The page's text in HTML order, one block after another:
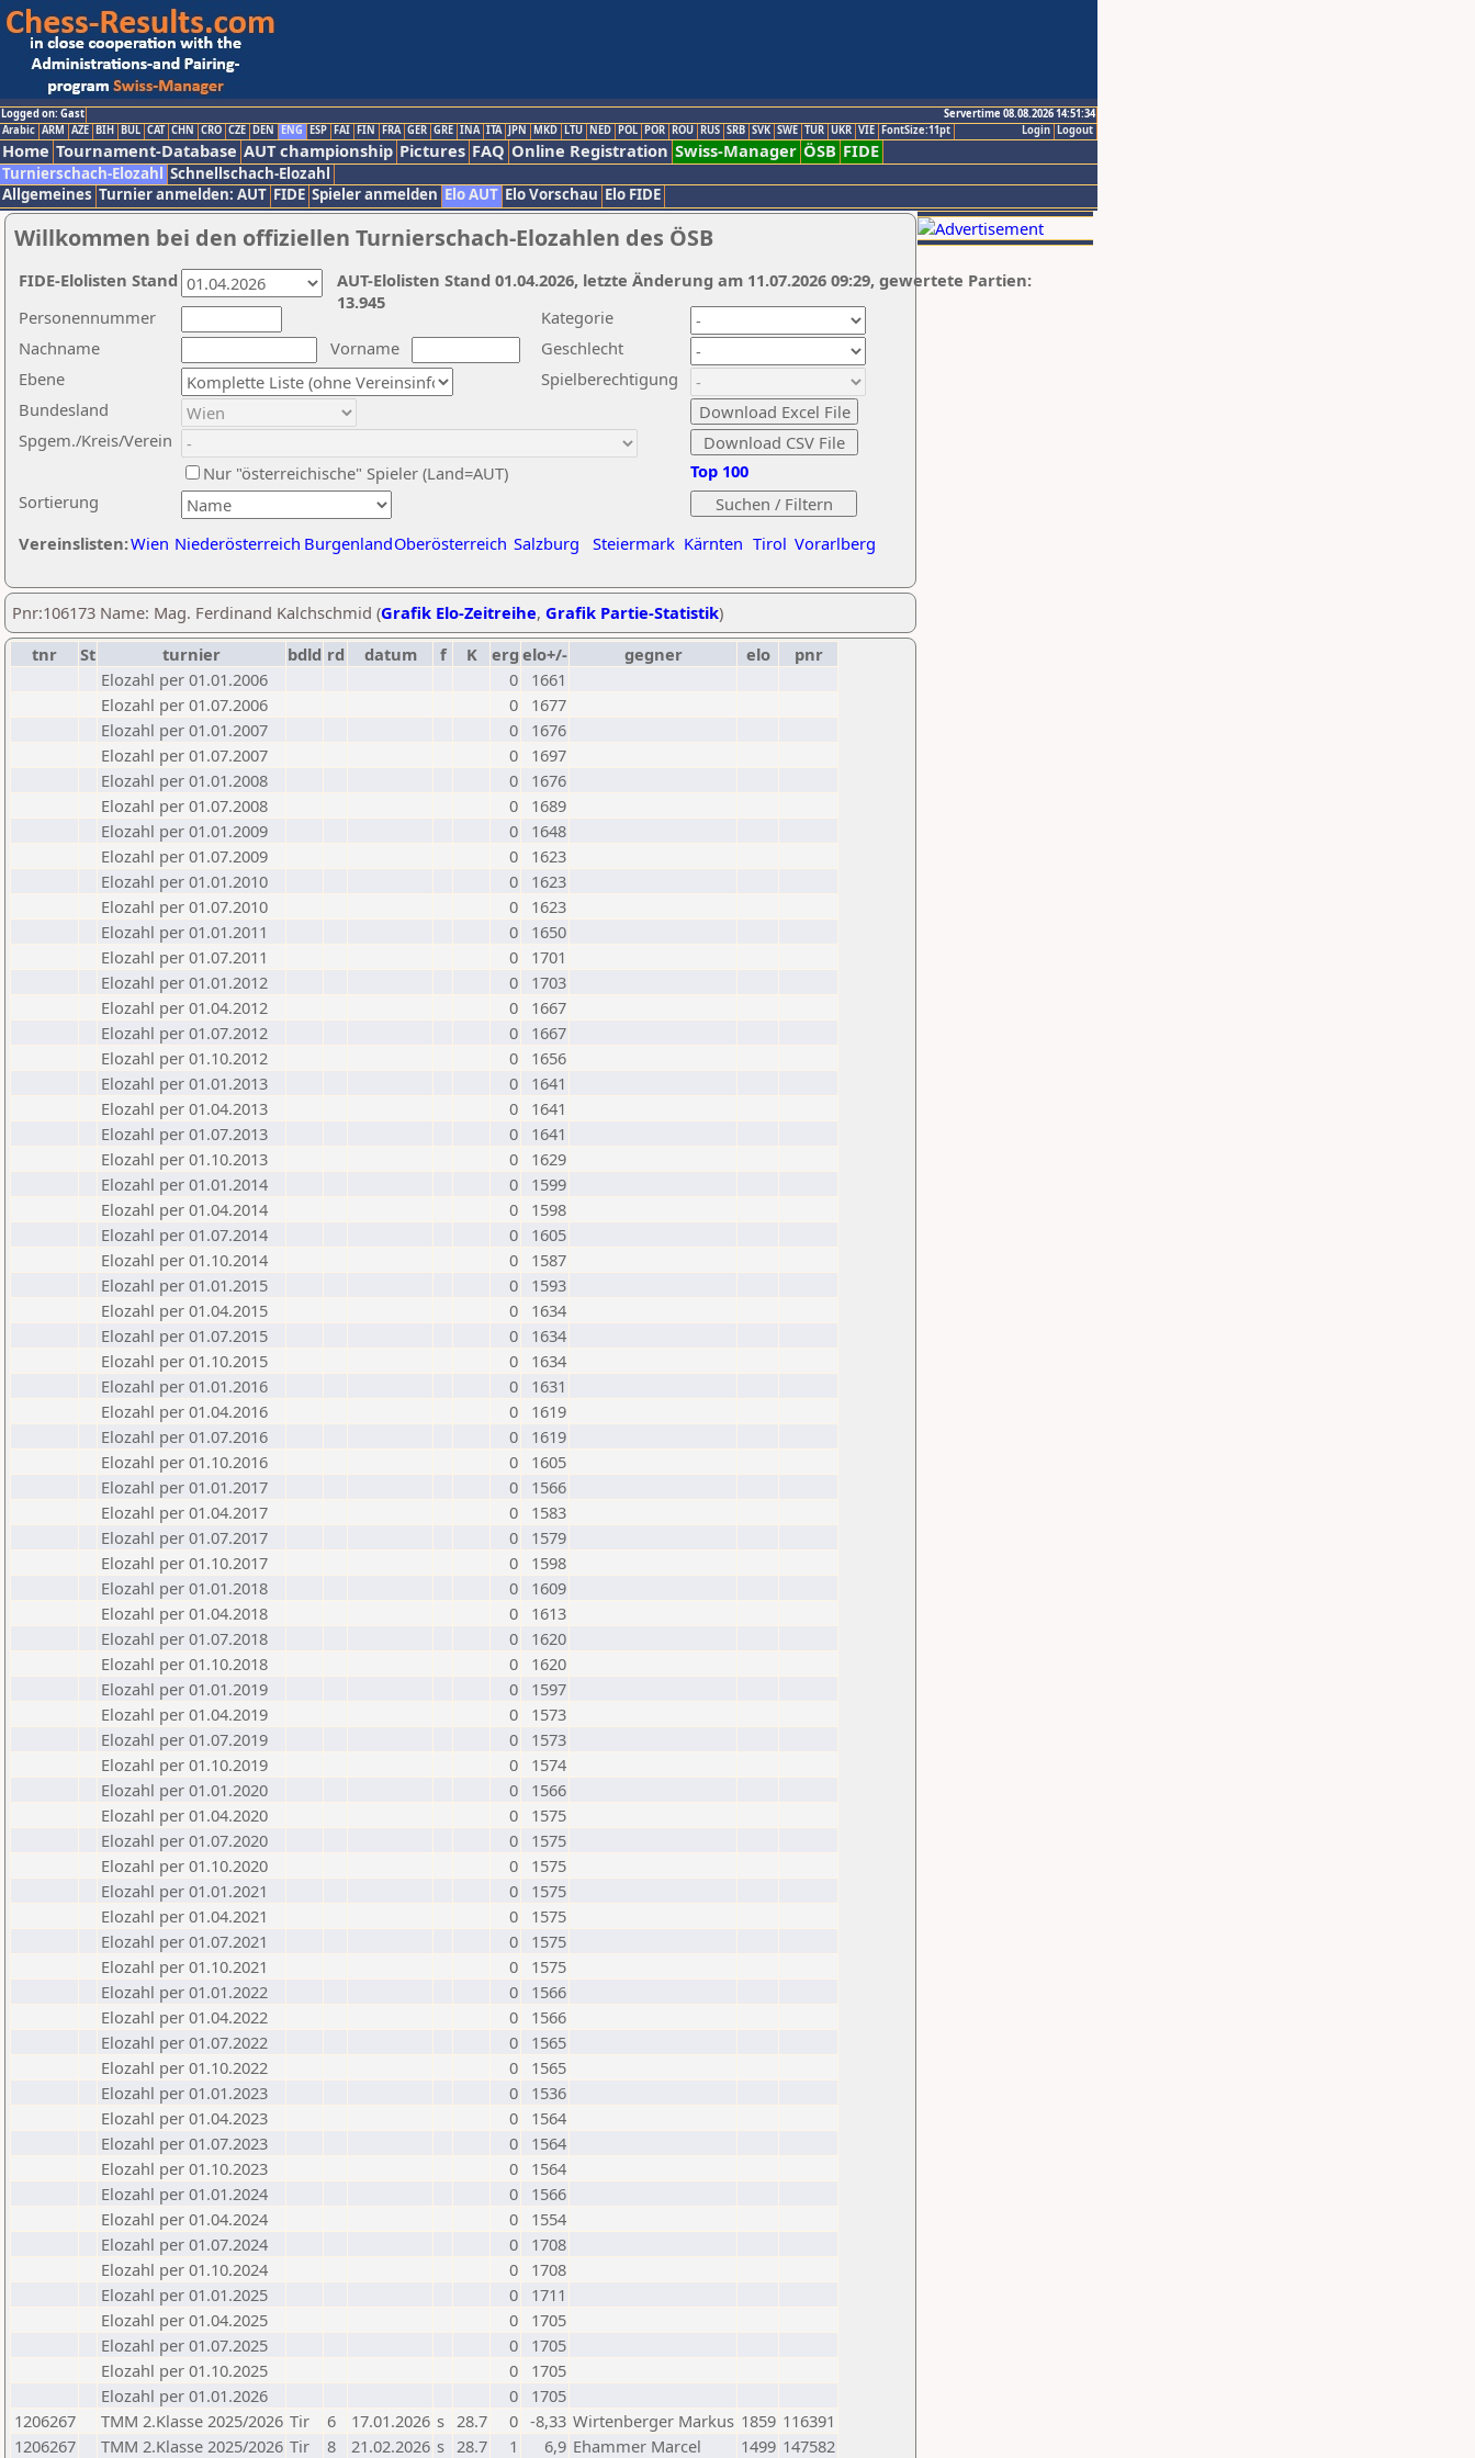
Logged on: Gast
Servertime 08.08.2026 14:51:34
Logout
Login
Arabic ARM AZE BIH BUL CAT CHN CRO CZE DEN ENG ESP FAI FIN FRA GER GRE INA ITA JPN MKD LTU NED POL POR ROU RUS SRB SVK SWE TUR UKR VIE FontSize:11pt
Home Tournament-Database AUT championship Pictures FAQ Online Registration Swiss-Manager ÖSB FIDE
Turnierschach-Elozahl Schnellschach-Elozahl
Allgemeines Turnier anmelden: AUT FIDE Spieler anmelden Elo AUT Elo Vorschau Elo FIDE
Willkommen bei den offiziellen Turnierschach-Elozahlen des ÖSB
Nachname
Vorname
Ebene
Kategorie
Sortierung
Personennummer
Bundesland
Spgem./Kreis/Verein
Geschlecht
Nur "österreichische" Spieler (Land=AUT)
Spielberechtigung
Vereinslisten:Wien Niederösterreich BurgenlandOberösterreich Salzburg Steiermark Kärnten Tirol Vorarlberg
Top 100
AUT-Elolisten Stand 01.04.2026, letzte Änderung am 11.07.2026 09:29, gewertete Partien:
13.945
FIDE-Elolisten Stand
Pnr:106173 Name: Mag. Ferdinand Kalchschmid (Grafik Elo-Zeitreihe, Grafik Partie-Statistik)
tnr
St turnier bdld rd datum f K erg elo+/- gegner elo
pnr
Elozahl per 01.01.2006
0
1661
Elozahl per 01.07.2006
0
1677
Elozahl per 01.01.2007
0
1676
Elozahl per 01.07.2007
0
1697
Elozahl per 01.01.2008
0
1676
Elozahl per 01.07.2008
0
1689
Elozahl per 01.01.2009
0
1648
Elozahl per 01.07.2009
0
1623
Elozahl per 01.01.2010
0
1623
Elozahl per 01.07.2010
0
1623
Elozahl per 01.01.2011
0
1650
Elozahl per 01.07.2011
0
1701
Elozahl per 01.01.2012
0
1703
Elozahl per 01.04.2012
0
1667
Elozahl per 01.07.2012
0
1667
Elozahl per 01.10.2012
0
1656
Elozahl per 01.01.2013
0
1641
Elozahl per 01.04.2013
0
1641
Elozahl per 01.07.2013
0
1641
Elozahl per 01.10.2013
0
1629
Elozahl per 01.01.2014
0
1599
Elozahl per 01.04.2014
0
1598
Elozahl per 01.07.2014
0
1605
Elozahl per 01.10.2014
0
1587
Elozahl per 01.01.2015
0
1593
Elozahl per 01.04.2015
0
1634
Elozahl per 01.07.2015
0
1634
Elozahl per 01.10.2015
0
1634
Elozahl per 01.01.2016
0
1631
Elozahl per 01.04.2016
0
1619
Elozahl per 01.07.2016
0
1619
Elozahl per 01.10.2016
0
1605
Elozahl per 01.01.2017
0
1566
Elozahl per 01.04.2017
0
1583
Elozahl per 01.07.2017
0
1579
Elozahl per 01.10.2017
0
1598
Elozahl per 01.01.2018
0
1609
Elozahl per 01.04.2018
0
1613
Elozahl per 01.07.2018
0
1620
Elozahl per 01.10.2018
0
1620
Elozahl per 01.01.2019
0
1597
Elozahl per 01.04.2019
0
1573
Elozahl per 01.07.2019
0
1573
Elozahl per 01.10.2019
0
1574
Elozahl per 01.01.2020
0
1566
Elozahl per 01.04.2020
0
1575
Elozahl per 01.07.2020
0
1575
Elozahl per 01.10.2020
0
1575
Elozahl per 01.01.2021
0
1575
Elozahl per 01.04.2021
0
1575
Elozahl per 01.07.2021
0
1575
Elozahl per 01.10.2021
0
1575
Elozahl per 01.01.2022
0
1566
Elozahl per 01.04.2022
0
1566
Elozahl per 01.07.2022
0
1565
Elozahl per 01.10.2022
0
1565
Elozahl per 01.01.2023
0
1536
Elozahl per 01.04.2023
0
1564
Elozahl per 01.07.2023
0
1564
Elozahl per 01.10.2023
0
1564
Elozahl per 01.01.2024
0
1566
Elozahl per 01.04.2024
0
1554
Elozahl per 01.07.2024
0
1708
Elozahl per 01.10.2024
0
1708
Elozahl per 01.01.2025
0
1711
Elozahl per 01.04.2025
0
1705
Elozahl per 01.07.2025
0
1705
Elozahl per 01.10.2025
0
1705
Elozahl per 01.01.2026
0
1705
1206267
TMM 2.Klasse 2025/2026 Tir 6 17.01.2026 s 28.7 0 -8,33 Wirtenberger Markus 1859 116391
1206267
TMM 2.Klasse 2025/2026 Tir 8 21.02.2026 s 28.7 1 6,9 Ehammer Marcel 1499 147582